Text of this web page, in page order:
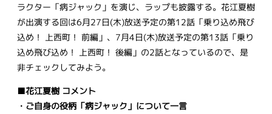
ラクター「病ジャック」を演じ、ラップも披露する。花江夏樹
が出演する回は6月27日(木)放送予定の第12話「乗り込め飛び
込め！ 上西町！ 前編」、7月4日(木)放送予定の第13話「乗り
込め飛び込め！ 上西町！ 後編」の2話となっているので、是
非チェックしてみよう。
■花江夏樹 コメント
・ご自身の役柄「病ジャック」について一言